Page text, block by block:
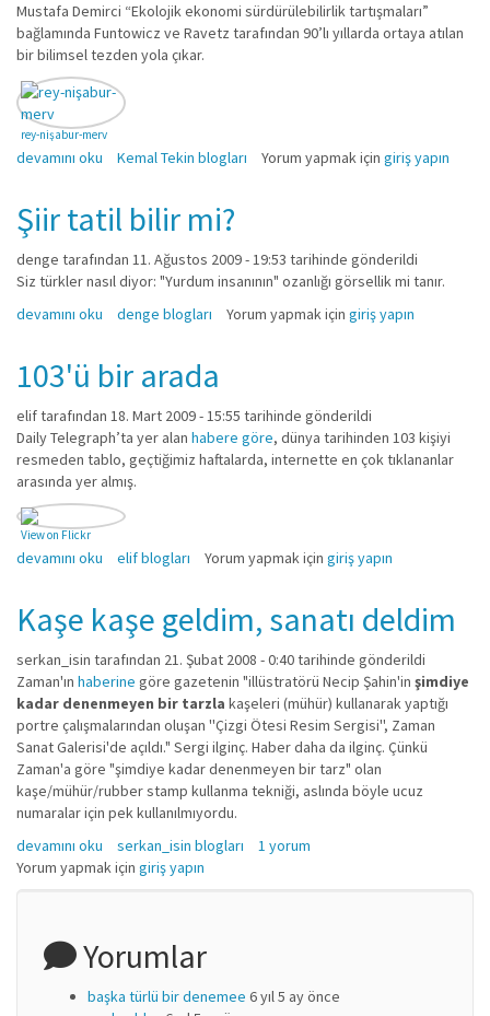
Mustafa Demirci “Ekolojik ekonomi sürdürülebilirlik tartışmaları”
bağlamında Funtowicz ve Ravetz tarafından 90’lı yıllarda ortaya atılan
bir bilimsel tezden yola çıkar.
rey-nişabur-merv
Post Normal Bilim (PNB) hakkında
devamını oku Kemal Tekin blogları Yorum yapmak için giriş yapın
Şiir tatil bilir mi?
denge tarafından 11. Ağustos 2009 - 19:53 tarihinde gönderildi
Siz türkler nasıl diyor: "Yurdum insanının" ozanlığı görsellik mi tanır.
Şiir tatil bilir mi? hakkında
devamını oku denge blogları Yorum yapmak için giriş yapın
103'ü bir arada
eliftarafından 18. Mart 2009 - 15:55 tarihinde gönderildi
Daily Telegraph’ta yer alan habere göre, dünya tarihinden 103 kişiyi
resmeden tablo, geçtiğimiz haftalarda, internette en çok tıklananlar
arasında yer almış.
View on Flickr
103'ü bir arada hakkında
devamını oku elif blogları Yorum yapmak için giriş yapın
Kaşe kaşe geldim, sanatı deldim
serkan_isin tarafından 21. Şubat 2008 - 0:40 tarihinde gönderildi
Zaman'ın haberine göre gazetenin "illüstratörü Necip Şahin'in şimdiye
kadar denenmeyen bir tarzla kaşeleri (mühür) kullanarak yaptığı
portre çalışmalarından oluşan ''Çizgi Ötesi Resim Sergisi'', Zaman
Sanat Galerisi'de açıldı." Sergi ilginç. Haber daha da ilginç. Çünkü
Zaman'a göre "şimdiye kadar denenmeyen bir tarz" olan
kaşe/mühür/rubber stamp kullanma tekniği, aslında böyle ucuz
numaralar için pek kullanılmıyordu.
Kaşe kaşe geldim, sanatı deldim hakkında
devamını oku serkan_isin blogları
1 yorum
Yorum yapmak için giriş yapın
Yorumlar
başka türlü bir denemee 6 yıl 5 ay önce